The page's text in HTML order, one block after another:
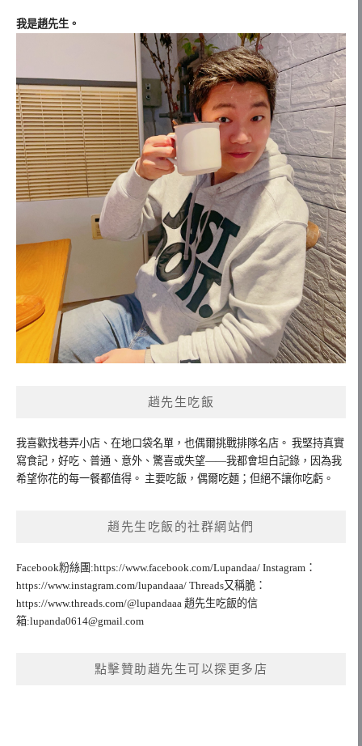
我是趙先生。
趙先生吃飯
我喜歡找巷弄小店、在地口袋名單，也偶爾挑戰排隊名店。 我堅持真實
寫食記，好吃、普通、意外、驚喜或失望——我都會坦白記錄，因為我
希望你花的每一餐都值得。 主要吃飯，偶爾吃麵；但絕不讓你吃虧。
趙先生吃飯的社群網站們
Facebook粉絲團:https://www.facebook.com/Lupandaa/ Instagram：
https://www.instagram.com/lupandaaa/ Threads又稱脆：
https://www.threads.com/@lupandaaa 趙先生吃飯的信
箱:lupanda0614@gmail.com
點擊贊助趙先生可以探更多店